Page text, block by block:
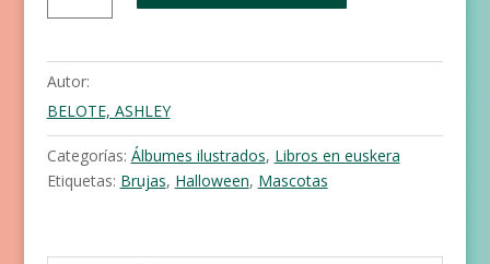
wombat
Autor:
BELOTE, ASHLEY
Categorías: Álbumes ilustrados, Libros en euskera
Etiquetas: Brujas, Halloween, Mascotas